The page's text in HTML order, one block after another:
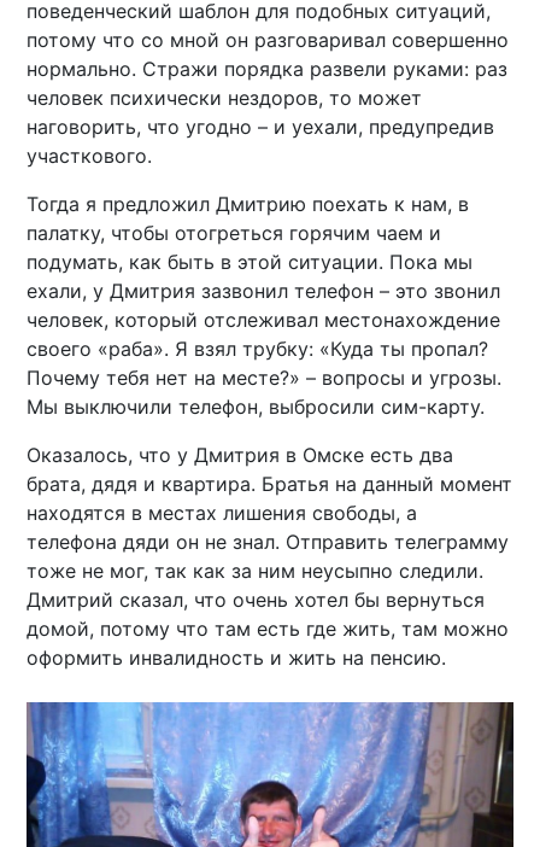
поведенческий шаблон для подобных ситуаций,
потому что со мной он разговаривал совершенно
нормально. Стражи порядка развели руками: раз
человек психически нездоров, то может
наговорить, что угодно – и уехали, предупредив
участкового.
Тогда я предложил Дмитрию поехать к нам, в
палатку, чтобы отогреться горячим чаем и
подумать, как быть в этой ситуации. Пока мы
ехали, у Дмитрия зазвонил телефон – это звонил
человек, который отслеживал местонахождение
своего «раба». Я взял трубку: «Куда ты пропал?
Почему тебя нет на месте?» – вопросы и угрозы.
Мы выключили телефон, выбросили сим-карту.
Оказалось, что у Дмитрия в Омске есть два
брата, дядя и квартира. Братья на данный момент
находятся в местах лишения свободы, а
телефона дяди он не знал. Отправить телеграмму
тоже не мог, так как за ним неусыпно следили.
Дмитрий сказал, что очень хотел бы вернуться
домой, потому что там есть где жить, там можно
оформить инвалидность и жить на пенсию.